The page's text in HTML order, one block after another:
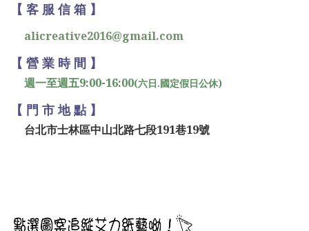
【 客 服 信 箱 】
alicreative2016@gmail.com
【 營 業 時 間 】
週一至週五9:00-16:00(六日.國定假日公休)
【 門 市 地 點 】
台北市士林區中山北路七段191巷19號